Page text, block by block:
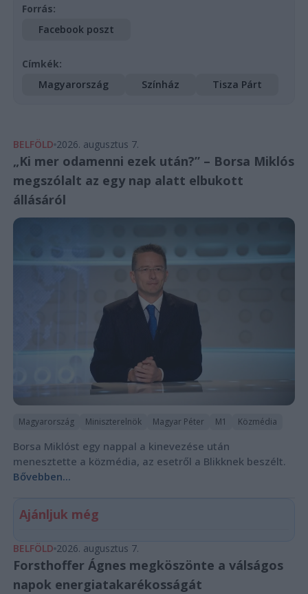
Forrás:
Facebook poszt
Címkék:
Magyarország
Színház Tisza Párt
BELFÖLD 2026. augusztus 7.
„Ki mer odamenni ezek után?” – Borsa Miklós
megszólalt az egy nap alatt elbukott
állásáról
Magyarország Miniszterelnök Magyar Péter M1 Közmédia
Borsa Miklóst egy nappal a kinevezése után
menesztette a közmédia, az esetről a Blikknek beszélt.
Bővebben...
Ajánljuk még
BELFÖLD 2026. augusztus 7.
Forsthoffer Ágnes megköszönte a válságos
napok energiatakarékosságát